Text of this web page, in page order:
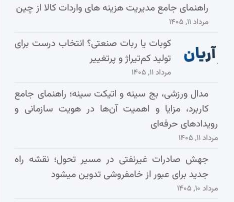
راهنمای جامع مدیریت هزینه‌ های واردات کالا از چین
مرداد ۱۱, ۱۴۰۵
کوبات یا ربات صنعتی؟ انتخاب درست برای
تولید کم‌تیراژ و پرتغییر
مرداد ۱۱, ۱۴۰۵
مدال ورزشی، بج سینه و اتیکت سینه؛ راهنمای جامع
کاربرد، مزایا و اهمیت آن‌ها در هویت سازمانی و
رویدادهای حرفه‌ای
مرداد ۱۱, ۱۴۰۵
جهش صادرات غیرنفتی در مسیر تحول؛ نقشه راه
جدید برای عبور از خامفروشی تدوین میشود
مرداد ۱۰, ۱۴۰۵